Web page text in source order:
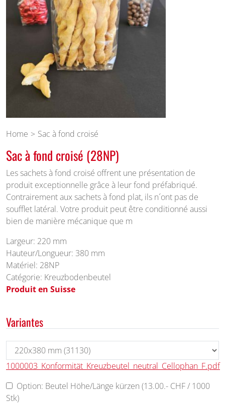
Home Sac à fond croisé
Sac à fond croisé (28NP)
Les sachets à fond croisé offrent une présentation de
produit exceptionnelle grâce à leur fond préfabriqué.
Contrairement aux sachets à fond plat, ils n´ont pas de
soufflet latéral. Votre produit peut être conditionné aussi
bien de manière mécanique que m
Largeur: 220 mm
Hauteur/Longueur: 380 mm
Matériel: 28NP
Catégorie: Kreuzbodenbeutel
Produit en Suisse
Variantes
1000003_Konformität_Kreuzbeutel_neutral_Cellophan_F.pdf
Option: Beutel Höhe/Länge kürzen (13.00.- CHF / 1000
Stk)